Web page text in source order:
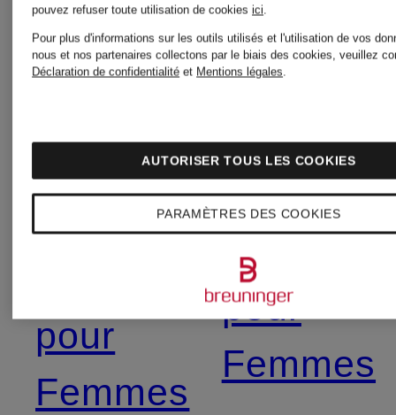
Bikinis
pour
Femmes
pour
Femmes
Robes
de
mariage
civil
pour
Femmes
pouvez refuser toute utilisation de cookiesici.
Pour plus d'informations sur les outils utilisés et l'utilisation de vos
nous et nos partenaires collectons par le biais des cookies, veuillez
Déclaration de confidentialité et Mentions légales.
PARAMÈTRES DES COOKIES
AUTORISER TOUS LES COOKIES